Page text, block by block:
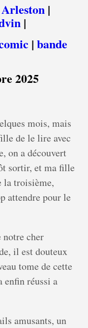
|
|
| bande
2025
mois, mais
de le lire avec
on a découvert
sortir, et ma fille
la troisième,
attendre pour le
notre cher
il est douteux
tome de cette
enfin réussi a
amusants, un